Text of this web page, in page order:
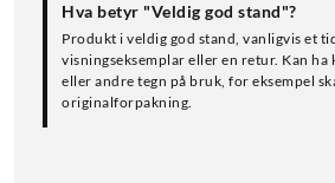
Hva betyr "Veldig god stand"?
Produkt i veldig god stand, vanligvis et
visningseksemplar eller en retur. Kan
eller andre tegn på bruk, for eksempel
originalforpakning.